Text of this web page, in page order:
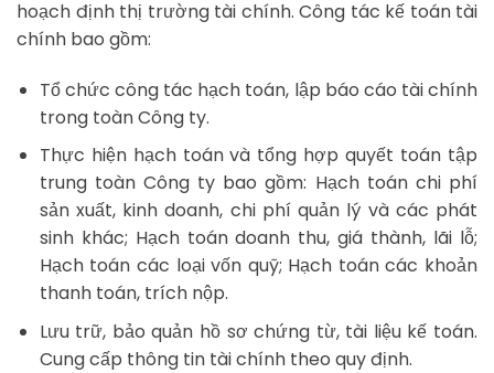
hoạch định thị trường tài chính. Công tác kế toán tài
chính bao gồm:
Tổ chức công tác hạch toán, lập báo cáo tài chính
trong toàn Công ty.
Thực hiện hạch toán và tổng hợp quyết toán tập
trung toàn Công ty bao gồm: Hạch toán chi phí
sản xuất, kinh doanh, chi phí quản lý và các phát
sinh khác; Hạch toán doanh thu, giá thành, lãi lỗ;
Hạch toán các loại vốn quỹ; Hạch toán các khoản
thanh toán, trích nộp.
Lưu trữ, bảo quản hồ sơ chứng từ, tài liệu kế toán.
Cung cấp thông tin tài chính theo quy định.